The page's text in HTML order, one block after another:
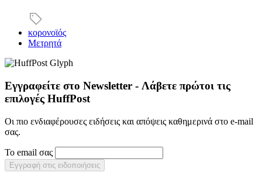
κορονοϊός
Μετρητά
Εγγραφείτε στο Newsletter - Λάβετε πρώτοι τις
επιλογές HuffPost
Οι πιο ενδιαφέρουσες ειδήσεις και απόψεις καθημερινά στο e-mail
σας.
Το email σας
Εγγραφή στις ειδοποιήσεις